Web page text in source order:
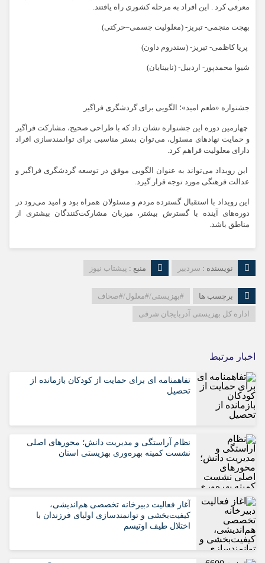
معرفی کرد . این افراد به مرحله کشوری راه یافتند.
بهجت منجمی- تبریز- (معلولیت جسمی–حرکتی)
پریا کاظمی- تبریز- (سندروم داون)
شیوا محمدپور- اردبیل- (نابینایان)
جشنواره «طعم امید»؛ الگویی برای گردشگری فراگیر
چهارمین دوره این جشنواره نشان داد که با طراحی صحیح، مشارکت فراگیر
و حمایت نهادهای مسئول، می‌توان بستر مناسبی برای توانمندسازی افراد
دارای معلولیت فراهم کرد.
این رویداد می‌تواند به عنوان الگویی موفق در توسعه گردشگری فراگیر و
عدالت فرهنگی مورد توجه قرار گیرد.
این رویداد با استقبال گسترده مردم و مسئولان همراه بود و امید می‌رود در
دوره‌های آینده با گسترش بیشتر، میزبان مشارکت‌کنندگان بیشتری از
مناطق باشد.
نویسنده : سردبیر منبع : پیشتاب نیوز
برچسب ها
#بهزیستی/#معلول/#صحاف
اداره کل بهزیستی آذربایجان شرقی
اخبار مرتبط
تفاهمنامه ای برای حمایت از کودکان بازمانده از
تحصیل
نظام آراستگی و مدیریت دانش؛ محورهای اصلی
نشست کمیته بهره‌وری بهزیستی استان
آغاز فعالیت دبیرخانه تخصصی هم‌اندیشی،
کیفیت‌بخشی و توانمندسازی اولیای فرزندان با
اختلال طیف اوتیسم